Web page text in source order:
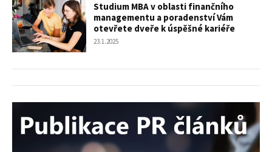
Studium MBA v oblasti finančního
managementu a poradenství Vám
otevřete dveře k úspěšné kariéře
23.1.2025